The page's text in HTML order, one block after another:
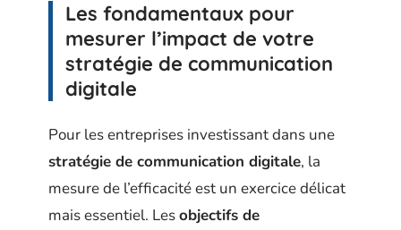
Les fondamentaux pour
mesurer l’impact de votre
stratégie de communication
digitale
Pour les entreprises investissant dans une
stratégie de communication digitale, la
mesure de l’efficacité est un exercice délicat
mais essentiel. Lesobjectifs de